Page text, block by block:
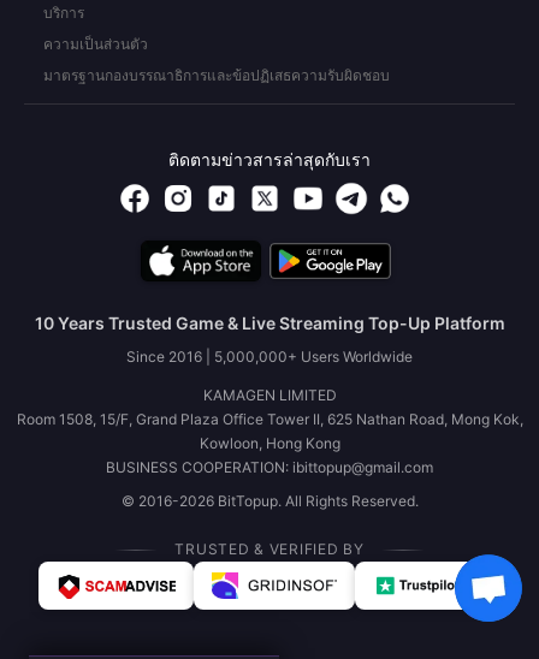
บริการ
ความเป็นส่วนตัว
มาตรฐานกองบรรณาธิการและข้อปฏิเสธความรับผิดชอบ
ติดตามข่าวสารล่าสุดกับเรา
10 Years Trusted Game & Live Streaming Top-Up Platform
Since 2016 | 5,000,000+ Users Worldwide
KAMAGEN LIMITED
Room 1508, 15/F, Grand Plaza Office Tower II, 625 Nathan Road, Mong Kok,
Kowloon, Hong Kong
BUSINESS COOPERATION: ibittopup@gmail.com
© 2016-2026 BitTopup. All Rights Reserved.
TRUSTED & VERIFIED BY